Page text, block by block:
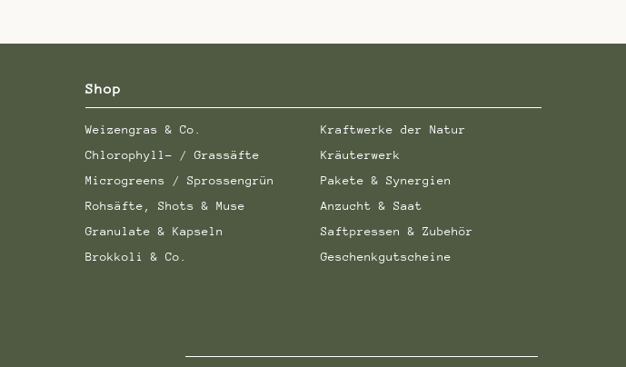
Shop
Weizengras & Co.
Chlorophyll- / Grassäfte
Microgreens / Sprossengrün
Rohsäfte, Shots & Muse
Granulate & Kapseln
Brokkoli & Co.
Kraftwerke der Natur
Kräuterwerk
Pakete & Synergien
Anzucht & Saat
Saftpressen & Zubehör
Geschenkgutscheine